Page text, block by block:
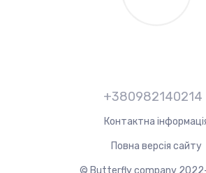
+380982140214
Контактна
Повна версія сайту
© Butterfly company